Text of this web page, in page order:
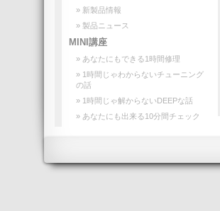
» 新製品情報
» 製品ニュース
MINI講座
» あなたにもできる1時間修理
» 1時間じゃわからないチューニング
の話
» 1時間じゃ解からないDEEPな話
» あなたにも出来る10分間チェック